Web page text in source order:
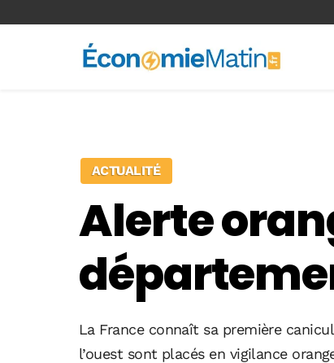
ACTUALITÉ
Alerte
La France connaît sa première
l’ouest sont placés en vigilance